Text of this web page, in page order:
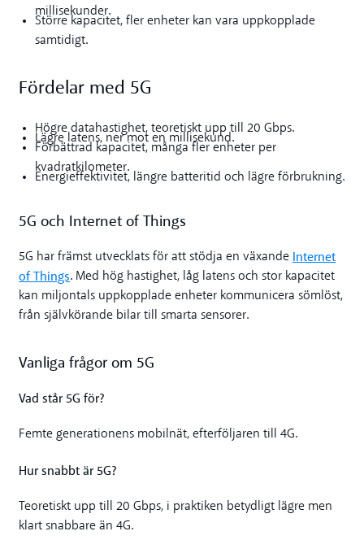
millisekunder.
Större kapacitet, fler enheter kan vara uppkopplade
samtidigt.
Fördelar med 5G
Högre datahastighet, teoretiskt upp till 20 Gbps.
Lägre latens, ner mot en millisekund.
Förbättrad kapacitet, många fler enheter per
kvadratkilometer.
Energieffektivitet, längre batteritid och lägre förbrukning.
5G och Internet of Things
5G har främst utvecklats för att stödja en växande Internet
of Things. Med hög hastighet, låg latens och stor kapacitet
kan miljontals uppkopplade enheter kommunicera sömlöst,
från självkörande bilar till smarta sensorer.
Vanliga frågor om 5G
Vad står 5G för?
Femte generationens mobilnät, efterföljaren till 4G.
Hur snabbt är 5G?
Teoretiskt upp till 20 Gbps, i praktiken betydligt lägre men
klart snabbare än 4G.